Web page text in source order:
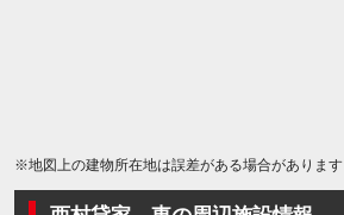
※地図上の建物所在地は誤差がある場合があります